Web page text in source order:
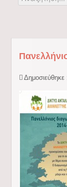
Δημοσιεύθηκε